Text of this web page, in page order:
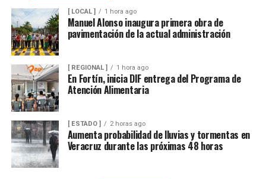
[ LOCAL ] 1 hora ago
Manuel Alonso inaugura primera obra de
pavimentación de la actual administración
[ REGIONAL ] 1 hora ago
En Fortín, inicia DIF entrega del Programa de
Atención Alimentaria
[ ESTADO ] 2 horas ago
Aumenta probabilidad de lluvias y tormentas en
Veracruz durante las próximas 48 horas